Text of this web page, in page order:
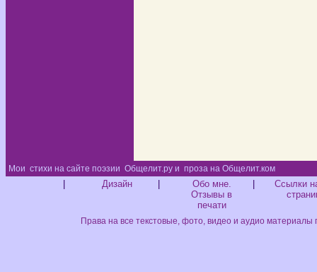
Мои стихи на сайте поэзии Общелит.ру и проза на Общелит.ком
Дизайн
Обо мне.
Отзывы в
печати
Ссылки
Права на все текстовые, фото, видео и аудио